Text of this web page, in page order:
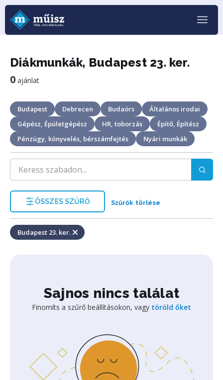
Diákmunkák, Budapest 23. ker.
0 ajánlat
Budapest Debrecen Budaörs
Általános irodai
Gépész, Épületgépész
HR, toborzás
Építő, Építész
Pénzügy, könyvelés, bérszámfejtés
Nyári munkák
ÖSSZES SZŰRŐ Szűrők törlése
Budapest 23. ker.
Sajnos nincs találat
Finomíts a szűrő beállításokon, vagy töröld őket